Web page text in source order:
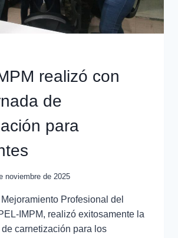
realizó con
de
para
noviembre de 2025
Profesional del
IMPM, realizó exitosamente la
carnetización para los